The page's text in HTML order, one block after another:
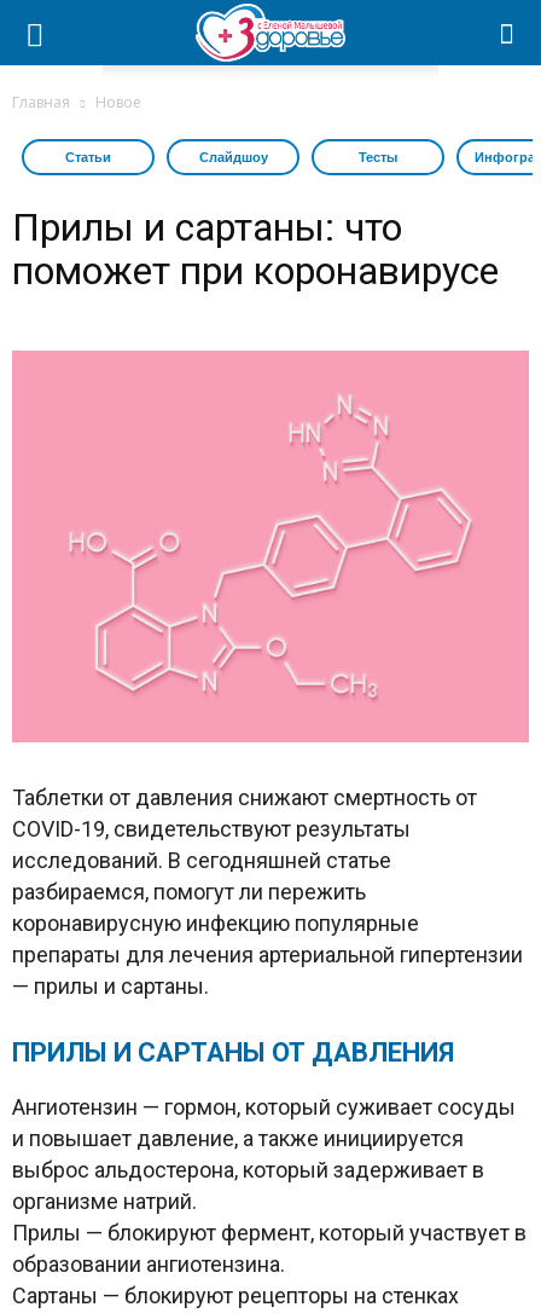
Главная Новое
Статьи Слайдшоу Тесты
Прилы и сартаны: что
поможет при коронавирусе
Таблетки от давления снижают смертность от
COVID-19, свидетельствуют результаты
исследований. В сегодняшней статье
разбираемся, помогут ли пережить
коронавирусную инфекцию популярные
препараты для лечения артериальной гипертензии
— прилы и сартаны.
ПРИЛЫ И САРТАНЫ ОТ ДАВЛЕНИЯ
Ангиотензин — гормон, который суживает сосуды
и повышает давление, а также инициируется
выброс альдостерона, который задерживает в
организме натрий.
Прилы — блокируют фермент, который участвует в
образовании ангиотензина.
Сартаны — блокируют рецепторы на стенках